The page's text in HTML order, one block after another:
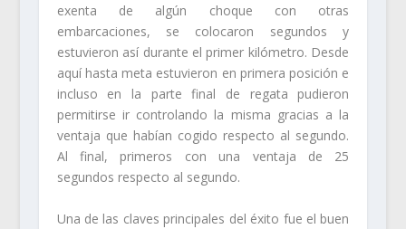
exenta de algún choque con otras
embarcaciones, se colocaron segundos y
estuvieron así durante el primer kilómetro. Desde
aquí hasta meta estuvieron en primera posición e
incluso en la parte final de regata pudieron
permitirse ir controlando la misma gracias a la
ventaja que habían cogido respecto al segundo.
Al final, primeros con una ventaja de 25
segundos respecto al segundo.
Una de las claves principales del éxito fue el buen